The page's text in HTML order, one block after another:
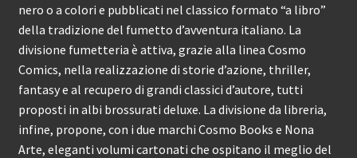
nero o a colori e pubblicati nel classico formato “a libro”
della tradizione del fumetto d’avventura italiano. La
divisione fumetteria è attiva, grazie alla linea Cosmo
Comics, nella realizzazione di storie d’azione, thriller,
fantasy e al recupero di grandi classici d’autore, tutti
proposti in albi brossurati deluxe. La divisione da libreria,
infine, propone, con i due marchi Cosmo Books e Nona
Arte, eleganti volumi cartonati che ospitano il meglio del